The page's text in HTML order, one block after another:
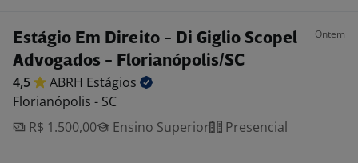
Estágio Em Direito - Di Giglio Scopel
Advogados - Florianópolis/SC
Ontem
4,5 ABRH Estágios
Florianópolis - SC
R$ 1.500,00
Ensino Superior Presencial